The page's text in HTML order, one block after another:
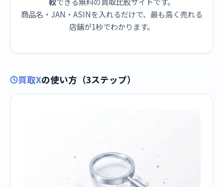
商品名・JAN・ASINを入れるだけで、最も高く売れる
店舗が1秒でわかります。
買取Xの使い方（3ステップ）